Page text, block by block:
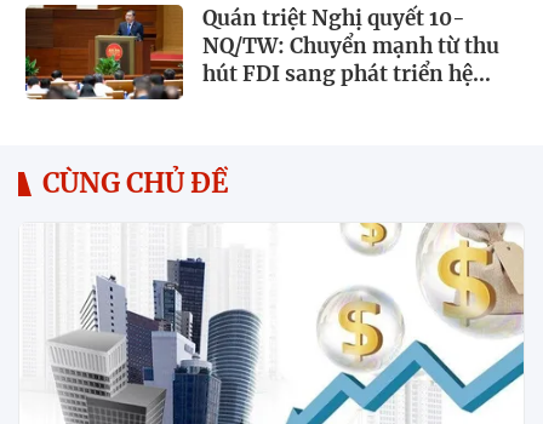
Quán triệt Nghị quyết 10-
NQ/TW: Chuyển mạnh từ thu
hút FDI sang phát triển hệ
CÙNG CHỦ ĐỀ